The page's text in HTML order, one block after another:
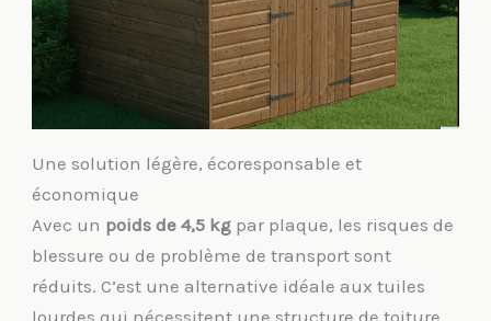
Une solution légère, écoresponsable et
économique
Avec un poids de 4,5 kg par plaque, les risques de
blessure ou de problème de transport sont
réduits. C’est une alternative idéale aux tuiles